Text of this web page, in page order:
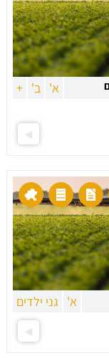
א' ב' +
א' גני ילדים